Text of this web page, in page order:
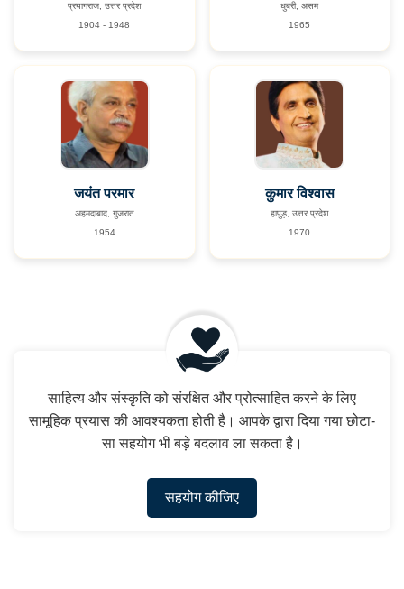
प्रयागराज, उत्तर प्रदेश
1904 - 1948
धुबरी, असम
1965
जयंत परमार
अहमदाबाद, गुजरात
1954
कुमार विश्वास
हापुड़, उत्तर प्रदेश
1970
साहित्य और संस्कृति को संरक्षित और प्रोत्साहित करने के लिए
सामूहिक प्रयास की आवश्यकता होती है। आपके द्वारा दिया गया छोटा-
सा सहयोग भी बड़े बदलाव ला सकता है।
सहयोग कीजिए